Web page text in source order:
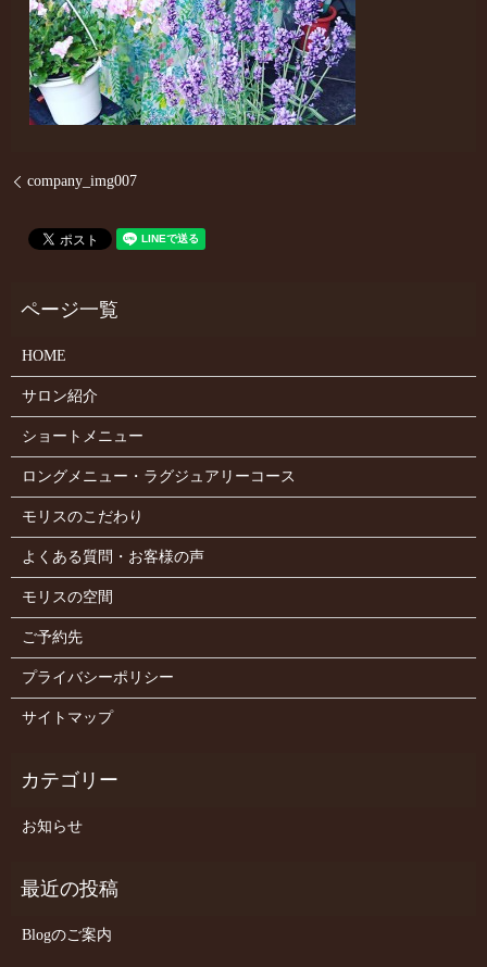
company_img007
HOME
サロン紹介
ショートメニュー
ロングメニュー・ラグジュアリーコース
モリスのこだわり
よくある質問・お客様の声
モリスの空間
ご予約先
プライバシーポリシー
サイトマップ
お知らせ
Blogのご案内